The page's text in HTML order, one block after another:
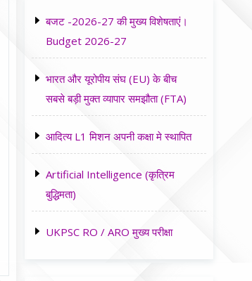
बजट -2026-27 की मुख्य विशेषताएं।
Budget 2026-27
भारत और यूरोपीय संघ (EU) के बीच
सबसे बड़ी मुक्त व्यापार समझौता (FTA)
आदित्य L1 मिशन अपनी कक्षा मे स्थापित
Artificial Intelligence (कृत्रिम
बुद्धिमता)
UKPSC RO / ARO मुख्य परीक्षा